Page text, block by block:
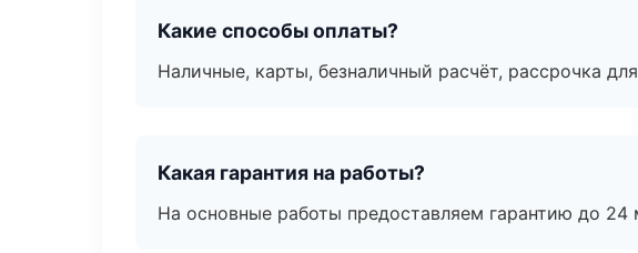
Какие способы оплаты?
Наличные, карты, безналичный расчёт, рассрочка
Какая гарантия на работы?
На основные работы предоставляем гарантию до 24